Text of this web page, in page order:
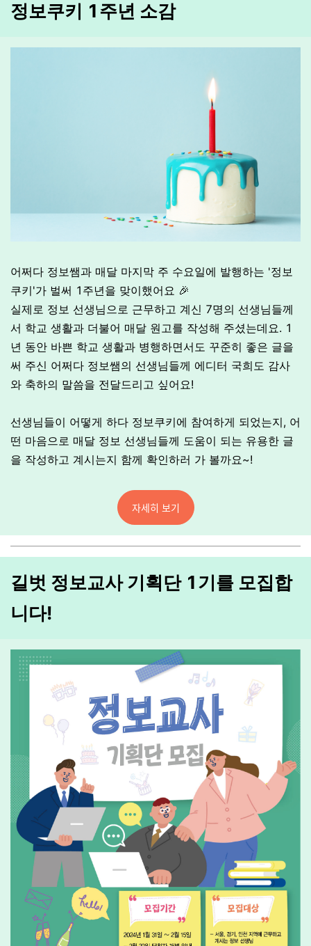
정보쿠키 1주년 소감
어쩌다 정보쌤과 매달 마지막 주 수요일에 발행하는 '정보
쿠키'가 벌써 1주년을 맞이했어요 🎉
실제로 정보 선생님으로 근무하고 계신 7명의 선생님들께
서 학교 생활과 더불어 매달 원고를 작성해 주셨는데요. 1
년 동안 바쁜 학교 생활과 병행하면서도 꾸준히 좋은 글을
써 주신 어쩌다 정보쌤의 선생님들께 에디터 국희도 감사
와 축하의 말씀을 전달드리고 싶어요!
선생님들이 어떻게 하다 정보쿠키에 참여하게 되었는지, 어
떤 마음으로 매달 정보 선생님들께 도움이 되는 유용한 글
을 작성하고 계시는지 함께 확인하러 가 볼까요~!
자세히 보기
길벗 정보교사 기획단 1기를 모집합
니다!